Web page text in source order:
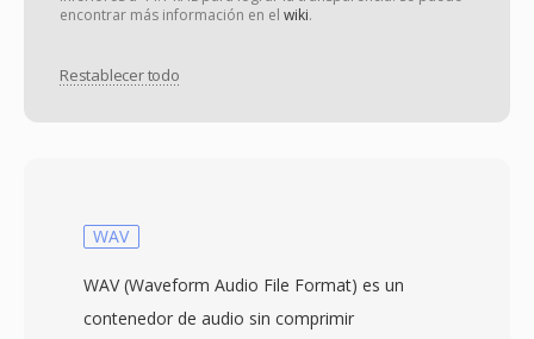
encontrar más información en el wiki.
Restablecer todo
WAV
WAV (Waveform Audio File Format) es un
contenedor de audio sin comprimir